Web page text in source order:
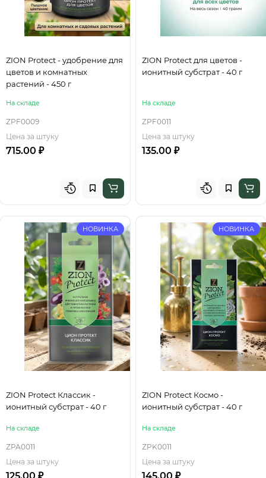
ZION Protect - удобрение для
цветов и комнатных
растений - 450 г
На складе
ZPF0009
Цена за штуку
715.00 ₽
ZION Protect для цветов -
ионитный субстрат - 40 г
На складе
ZPF0011
Цена за штуку
135.00 ₽
НОВИНКА
ZION Protect Классик -
ионитный субстрат - 40 г
На складе
ZPA0011
Цена за штуку
125.00 ₽
НОВИНКА
ZION Protect Космо -
ионитный субстрат - 40 г
На складе
ZPK0011
Цена за штуку
145.00 ₽